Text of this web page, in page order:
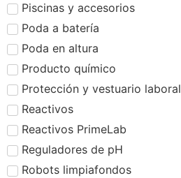
Piscinas y accesorios
Poda a batería
Poda en altura
Producto químico
Protección y vestuario laboral
Reactivos
Reactivos PrimeLab
Reguladores de pH
Robots limpiafondos